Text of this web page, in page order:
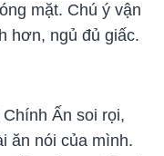
mặt. Chú ý vận
hơn, ngủ đủ giấc.
Ấn soi rọi,
ăn nói của mình.